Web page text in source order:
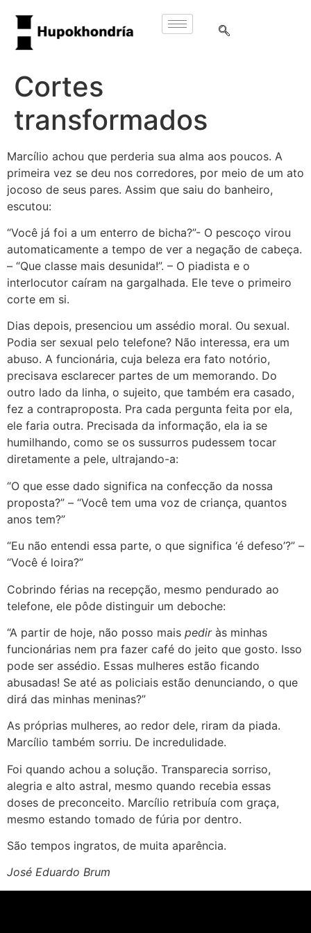
Cortes
transformados
Marcílio achou que perderia sua alma aos poucos. A
primeira vez se deu nos corredores, por meio de um ato
jocoso de seus pares. Assim que saiu do banheiro,
escutou:
“Você já foi a um enterro de bicha?”- O pescoço virou
automaticamente a tempo de ver a negação de cabeça.
– “Que classe mais desunida!”. – O piadista e o
interlocutor caíram na gargalhada. Ele teve o primeiro
corte em si.
Dias depois, presenciou um assédio moral. Ou sexual.
Podia ser sexual pelo telefone? Não interessa, era um
abuso. A funcionária, cuja beleza era fato notório,
precisava esclarecer partes de um memorando. Do
outro lado da linha, o sujeito, que também era casado,
fez a contraproposta. Pra cada pergunta feita por ela,
ele faria outra. Precisada da informação, ela ia se
humilhando, como se os sussurros pudessem tocar
diretamente a pele, ultrajando-a:
“O que esse dado significa na confecção da nossa
proposta?” – “Você tem uma voz de criança, quantos
anos tem?”
“Eu não entendi essa parte, o que significa ‘é defeso’?” –
“Você é loira?”
Cobrindo férias na recepção, mesmo pendurado ao
telefone, ele pôde distinguir um deboche:
“A partir de hoje, não posso mais pedir às minhas
funcionárias nem pra fazer café do jeito que gosto. Isso
pode ser assédio. Essas mulheres estão ficando
abusadas! Se até as policiais estão denunciando, o que
dirá das minhas meninas?”
As próprias mulheres, ao redor dele, riram da piada.
Marcílio também sorriu. De incredulidade.
Foi quando achou a solução. Transparecia sorriso,
alegria e alto astral, mesmo quando recebia essas
doses de preconceito. Marcílio retribuía com graça,
mesmo estando tomado de fúria por dentro.
São tempos ingratos, de muita aparência.
José Eduardo Brum